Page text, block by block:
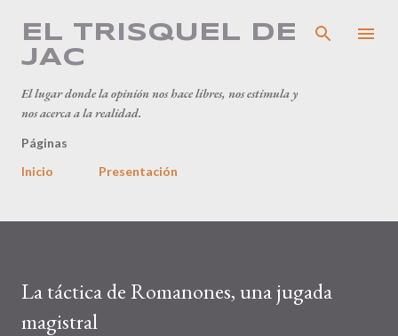
Ir al contenido principal
EL TRISQUEL DE
JAC
El lugar donde la opinión nos hace libres, nos estimula y
nos acerca a la realidad.
Páginas
Inicio
Presentación
La táctica de Romanones, una jugada
magistral